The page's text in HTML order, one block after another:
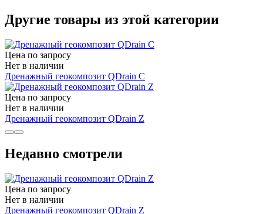
Другие товары из этой категории
Цена по запросу
Нет в наличии
Дренажный геокомпозит QDrain С
Цена по запросу
Нет в наличии
Дренажный геокомпозит QDrain Z
Недавно смотрели
Цена по запросу
Нет в наличии
Дренажный геокомпозит QDrain Z